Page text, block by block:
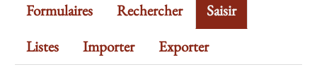
Formulaires Rechercher
Saisir
Listes
Importer Exporter